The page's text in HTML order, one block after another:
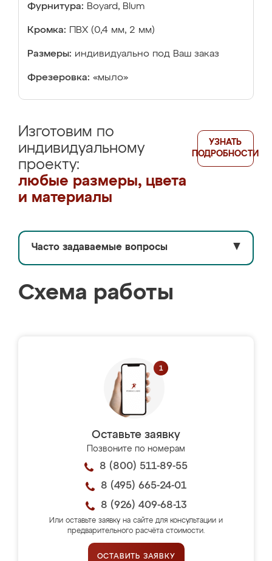
Фурнитура: Boyard, Blum
Кромка: ПВХ (0,4 мм, 2 мм)
Размеры: индивидуально под Ваш заказ
Фрезеровка: «мыло»
Изготовим по
индивидуальному
проекту:
любые размеры, цвета
и материалы
УЗНАТЬ
ПОДРОБНОСТИ
Часто задаваемые вопросы ▼
Схема работы
Оставьте заявку
Позвоните по номерам
8 (800) 511-89-55
8 (495) 665-24-01
8 (926) 409-68-13
Или оставьте заявку на сайте для консультации и
предварительного расчёта стоимости.
ОСТАВИТЬ ЗАЯВКУ